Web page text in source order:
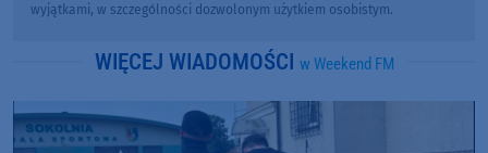
wyjątkami, w szczególności dozwolonym użytkiem osobistym.
WIĘCEJ WIADOMOŚCI w Weekend FM